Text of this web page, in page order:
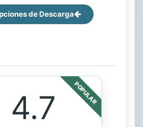
de Descarga
POPULAR
4.7